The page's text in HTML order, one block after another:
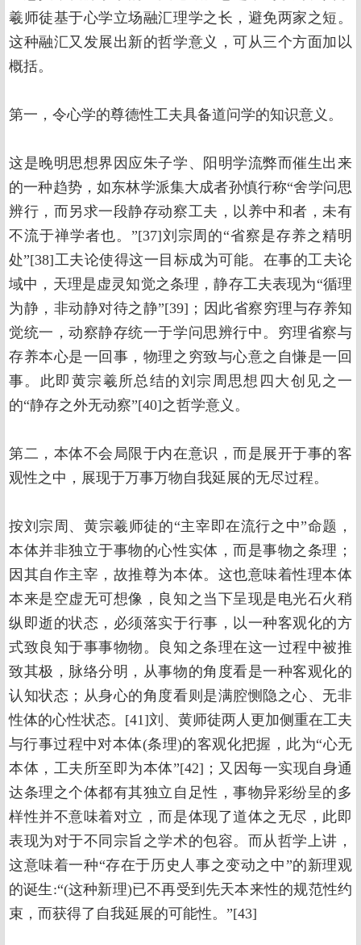
羲师徒基于心学立场融汇理学之长，避免两家之短。
这种融汇又发展出新的哲学意义，可从三个方面加以
概括。
第一，令心学的尊德性工夫具备道问学的知识意义。
这是晚明思想界因应朱子学、阳明学流弊而催生出来
的一种趋势，如东林学派集大成者孙慎行称“舍学问思
辨行，而另求一段静存动察工夫，以养中和者，未有
不流于禅学者也。”[37]刘宗周的“省察是存养之精明
处”[38]工夫论使得这一目标成为可能。在事的工夫论
域中，天理是虚灵知觉之条理，静存工夫表现为“循理
为静，非动静对待之静”[39]；因此省察穷理与存养知
觉统一，动察静存统一于学问思辨行中。穷理省察与
存养本心是一回事，物理之穷致与心意之自慊是一回
事。此即黄宗羲所总结的刘宗周思想四大创见之一
的“静存之外无动察”[40]之哲学意义。
第二，本体不会局限于内在意识，而是展开于事的客
观性之中，展现于万事万物自我延展的无尽过程。
按刘宗周、黄宗羲师徒的“主宰即在流行之中”命题，
本体并非独立于事物的心性实体，而是事物之条理；
因其自作主宰，故推尊为本体。这也意味着性理本体
本来是空虚无可想像，良知之当下呈现是电光石火稍
纵即逝的状态，必须落实于行事，以一种客观化的方
式致良知于事事物物。良知之条理在这一过程中被推
致其极，脉络分明，从事物的角度看是一种客观化的
认知状态；从身心的角度看则是满腔恻隐之心、无非
性体的心性状态。[41]刘、黄师徒两人更加侧重在工夫
与行事过程中对本体(条理)的客观化把握，此为“心无
本体，工夫所至即为本体”[42]；又因每一实现自身通
达条理之个体都有其独立自足性，事物异彩纷呈的多
样性并不意味着对立，而是体现了道体之无尽，此即
表现为对于不同宗旨之学术的包容。而从哲学上讲，
这意味着一种“存在于历史人事之变动之中”的新理观
的诞生:“(这种新理)已不再受到先天本来性的规范性约
束，而获得了自我延展的可能性。”[43]